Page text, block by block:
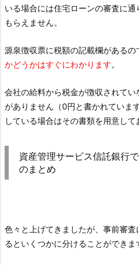
いる場合には住宅ローンの審査に
もらえません。
源泉徴収票に税額の記載欄があるの
かどうかはすぐにわかります。
会社の給料から税金が徴収されて
がありません（0円と書かれていま
している場合はその書類を用意して
資産管理サービス信託銀行
のまとめ
色々と上げてきましたが、事前審
るといくつかに分けることができま